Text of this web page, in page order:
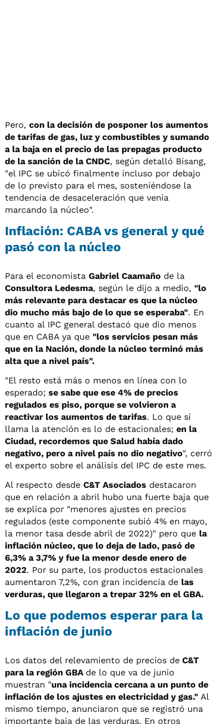
Pero, con la decisión de posponer los aumentos
de tarifas de gas, luz y combustibles y sumando
a la baja en el precio de las prepagas producto
de la sanción de la CNDC, según detalló Bisang,
"el IPC se ubicó finalmente incluso por debajo
de lo previsto para el mes, sosteniéndose la
tendencia de desaceleración que venía
marcando la núcleo".
Inflación: CABA vs general y qué
pasó con la núcleo
Para el economista Gabriel Caamaño de la
Consultora Ledesma, según le dijo a medio, "lo
más relevante para destacar es que la núcleo
dio mucho más bajo de lo que se esperaba". En
cuanto al IPC general destacó que dio menos
que en CABA ya que "los servicios pesan más
que en la Nación, donde la núcleo terminó más
alta que a nivel país".
"El resto está más o menos en línea con lo
esperado; se sabe que ese 4% de precios
regulados es piso, porque se volvieron a
reactivar los aumentos de tarifas. Lo que sí
llama la atención es lo de estacionales; en la
Ciudad, recordemos que Salud había dado
negativo, pero a nivel país no dio negativo", cerró
el experto sobre el análisis del IPC de este mes.
Al respecto desde C&T Asociados destacaron
que en relación a abril hubo una fuerte baja que
se explica por "menores ajustes en precios
regulados (este componente subió 4% en mayo,
la menor tasa desde abril de 2022)" pero que la
inflación núcleo, que lo deja de lado, pasó de
6,3% a 3,7% y fue la menor desde enero de
2022. Por su parte, los productos estacionales
aumentaron 7,2%, con gran incidencia de las
verduras, que llegaron a trepar 32% en el GBA.
Lo que podemos esperar para la
inflación de junio
Los datos del relevamiento de precios de C&T
para la región GBA de lo que va de junio
muestran "una incidencia cercana a un punto de
inflación de los ajustes en electricidad y gas." Al
mismo tiempo, anunciaron que se registró una
importante baja de las verduras. En otros